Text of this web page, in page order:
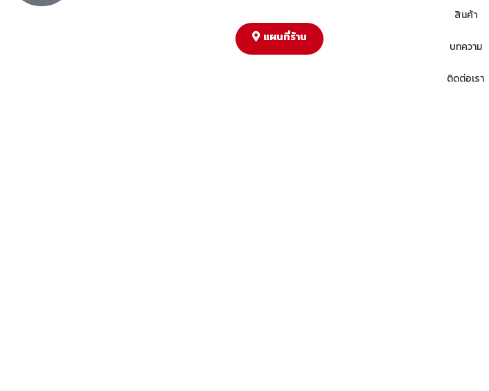
แผนที่ร้าน
สินค้า
บทความ
ติดต่อเรา